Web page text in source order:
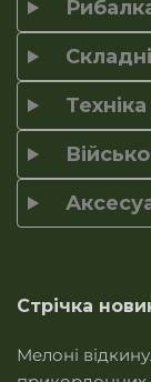
Техніка
Стрічка
Мелоні